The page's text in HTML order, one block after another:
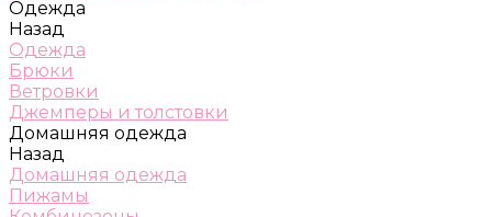
Одежда
Назад
Одежда
Брюки
Ветровки
Джемперы и толстовки
Домашняя одежда
Назад
Домашняя одежда
Пижамы